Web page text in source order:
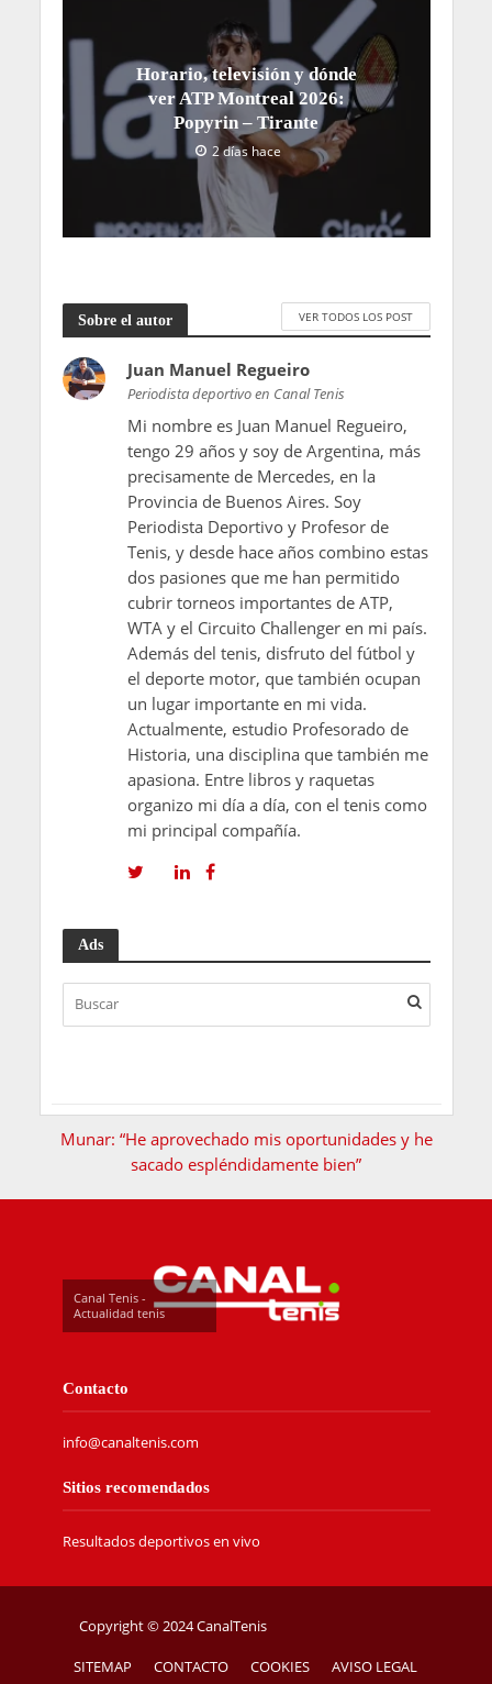
Horario, televisión y dónde
ver ATP Montreal 2026:
Popyrin – Tirante
2 días hace
Sobre el autor VER TODOS LOS POST
Juan Manuel Regueiro
Periodista deportivo en Canal Tenis
Mi nombre es Juan Manuel Regueiro,
tengo 29 años y soy de Argentina, más
precisamente de Mercedes, en la
Provincia de Buenos Aires. Soy
Periodista Deportivo y Profesor de
Tenis, y desde hace años combino estas
dos pasiones que me han permitido
cubrir torneos importantes de ATP,
WTA y el Circuito Challenger en mi país.
Además del tenis, disfruto del fútbol y
el deporte motor, que también ocupan
un lugar importante en mi vida.
Actualmente, estudio Profesorado de
Historia, una disciplina que también me
apasiona. Entre libros y raquetas
organizo mi día a día, con el tenis como
mi principal compañía.
Ads
Munar: “He aprovechado mis oportunidades y he
sacado espléndidamente bien”
Canal Tenis -
Actualidad tenis
Contacto
info@canaltenis.com
Sitios recomendados
Resultados deportivos en vivo
Copyright © 2024 CanalTenis
SITEMAP CONTACTO COOKIES AVISO LEGAL